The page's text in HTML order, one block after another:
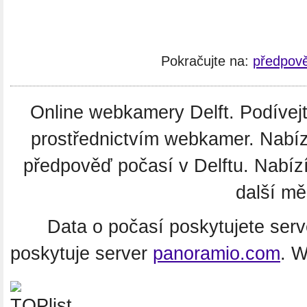
Pokračujte na:
Online webkamery Delft.
prostřednictvím webkamer.
předpověď počasí v Delftu.
další
Data o počasí poskytujete
poskytuje server panoramio.com.